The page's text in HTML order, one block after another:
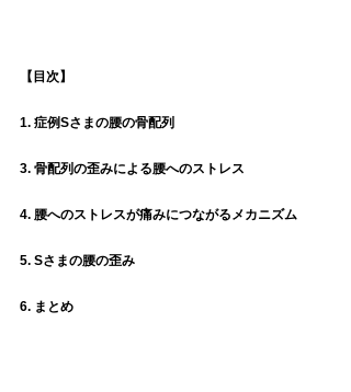
【目次】
1. 症例Sさまの腰の骨配列
3. 骨配列の歪みによる腰へのストレス
4. 腰へのストレスが痛みにつながるメカニズム
5. Sさまの腰の歪み
6. まとめ